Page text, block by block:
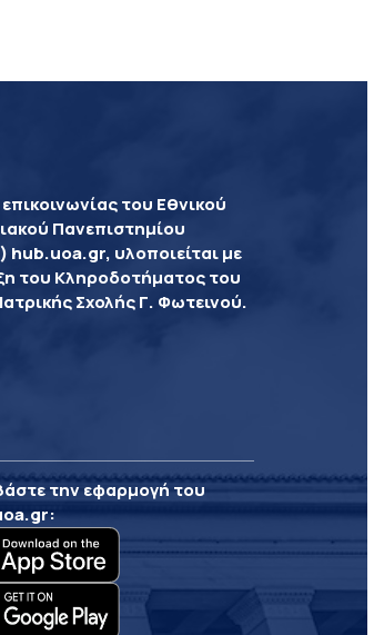
του Εθνικού
Πανεπιστημίου
υλοποιείται με
του Κληροδοτήματος του
Σχολής Γ. Φωτεινού.
την εφαρμογή του
: